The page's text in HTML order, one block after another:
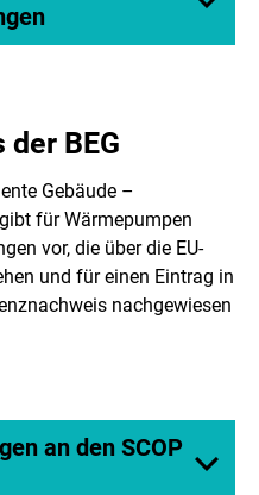
BEG
Gebäude –
für Wärmepumpen
vor, die über die EU-
und für einen Eintrag in
nachgewiesen
an den SCOP